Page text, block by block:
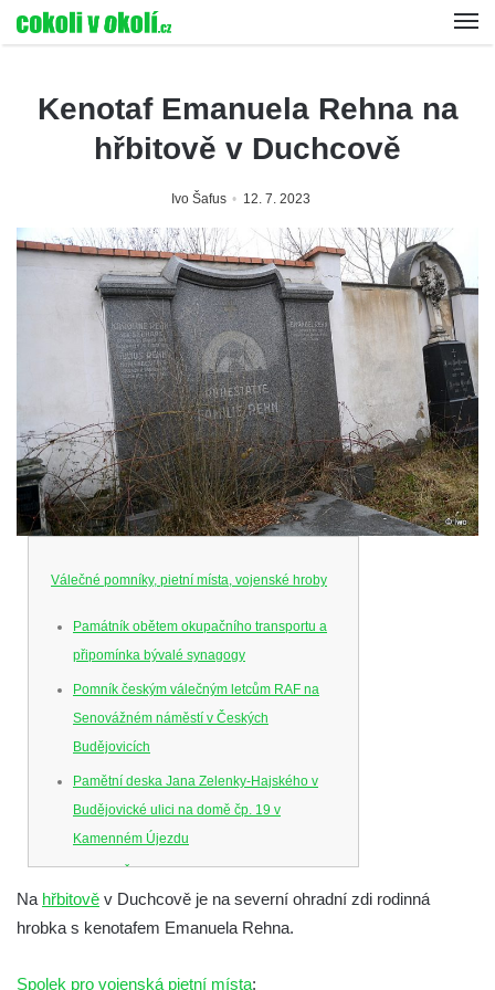
Kenotaf Emanuela Rehna na
hřbitově v Duchcově
Ivo Šafus 12. 7. 2023
Válečné pomníky, pietní místa, vojenské hroby
Památník obětem okupačního transportu a
připomínka bývalé synagogy
Pomník českým válečným letcům RAF na
Senovážném náměstí v Českých
Budějovicích
Pamětní deska Jana Zelenky-Hajského v
Budějovické ulici na domě čp. 19 v
Kamenném Újezdu
Kenotaf Šimona Valhy na starém hřbitově v
Kamenném Újezdě
Kenotaf Václava B. Hájka na starém
Na hřbitově v Duchcově je na severní ohradní zdi rodinná
hrobka s kenotafem Emanuela Rehna.
Spolek pro vojenská pietní místa: